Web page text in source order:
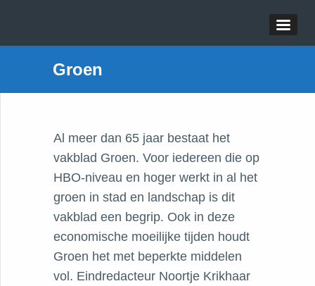
Groen
Al meer dan 65 jaar bestaat het
vakblad Groen. Voor iedereen die op
HBO-niveau en hoger werkt in al het
groen in stad en landschap is dit
vakblad een begrip. Ook in deze
economische moeilijke tijden houdt
Groen het met beperkte middelen
vol. Eindredacteur Noortje Krikhaar